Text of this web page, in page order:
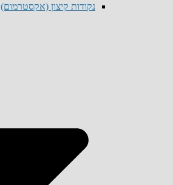
נקודות קיצון (אקסטרמום)